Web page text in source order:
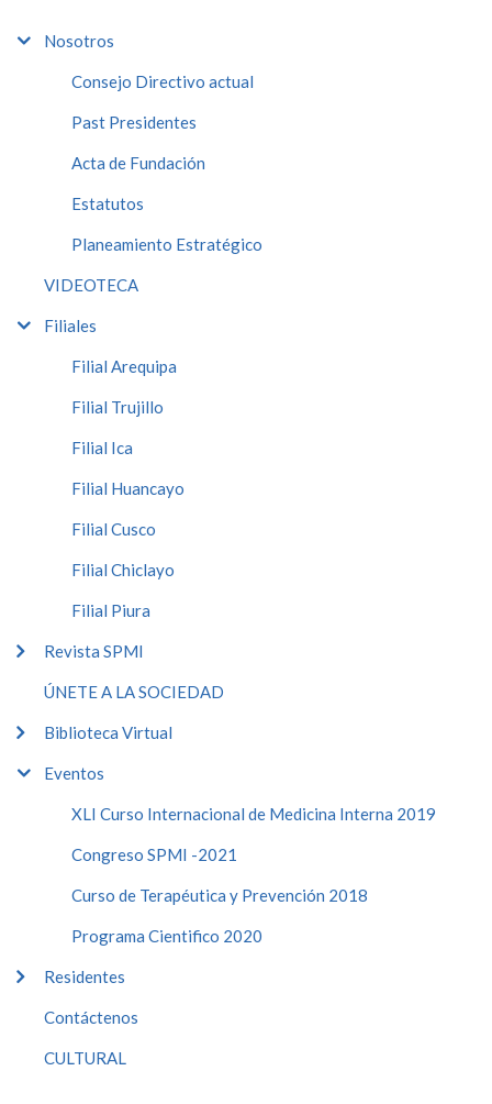
Nosotros
Consejo Directivo actual
Past Presidentes
Acta de Fundación
Estatutos
Planeamiento Estratégico
VIDEOTECA
Filiales
Filial Arequipa
Filial Trujillo
Filial Ica
Filial Huancayo
Filial Cusco
Filial Chiclayo
Filial Piura
Revista SPMI
ÚNETE A LA SOCIEDAD
Biblioteca Virtual
Eventos
XLI Curso Internacional de Medicina Interna 2019
Congreso SPMI -2021
Curso de Terapéutica y Prevención 2018
Programa Cientifico 2020
Residentes
Contáctenos
CULTURAL